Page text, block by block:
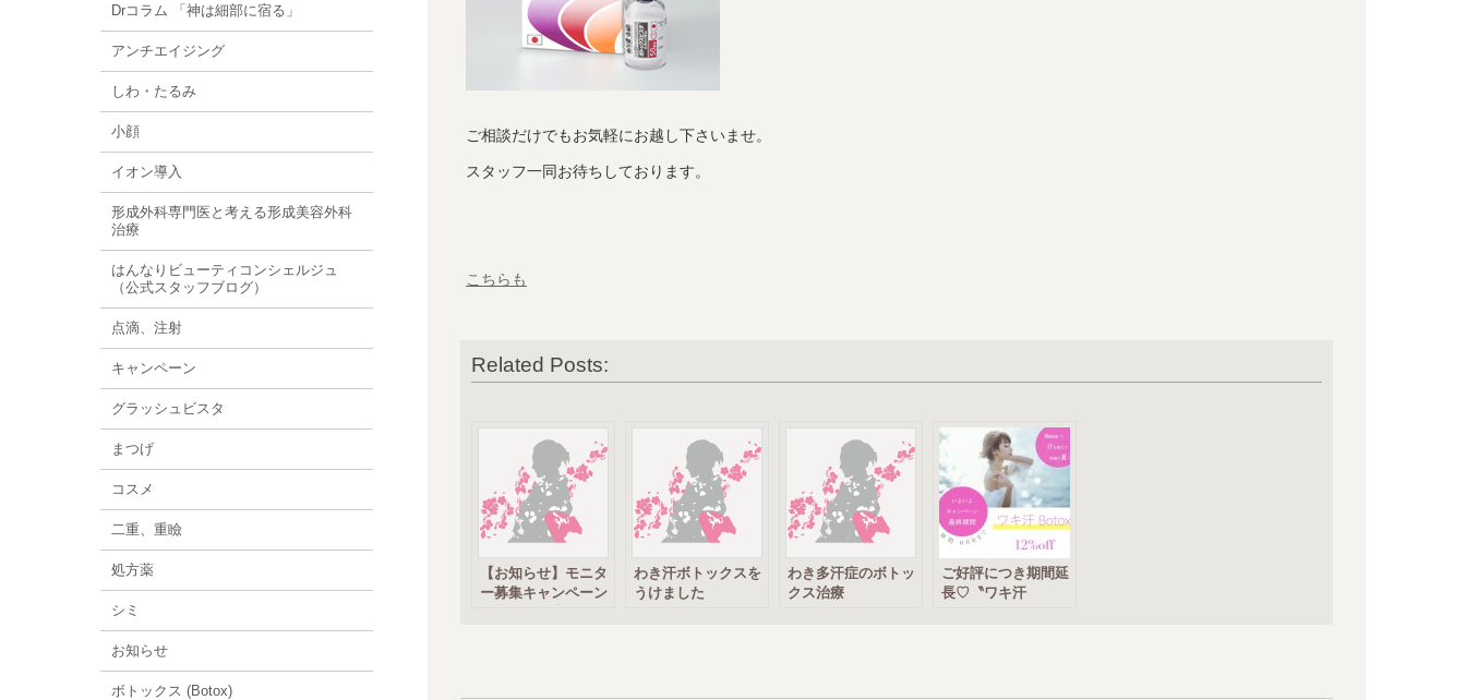
ご相談だけでもお気軽にお越し下さいませ。
スタッフ一同お待ちしております。
こちらも
Related Posts:
【お知らせ】モニタ
ー募集キャンペーン
わき汗ボトックスを
うけました
わき多汗症のボトッ
クス治療
ご好評につき期間延
長♡〝ワキ汗
Drコラム 「神は細部に宿る」
アンチエイジング
しわ・たるみ
小顔
イオン導入
形成外科専門医と考える形成美容外科
治療
はんなりビューティコンシェルジュ
（公式スタッフブログ）
点滴、注射
キャンペーン
グラッシュビスタ
まつげ
コスメ
二重、重瞼
処方薬
シミ
お知らせ
ボトックス (Botox)